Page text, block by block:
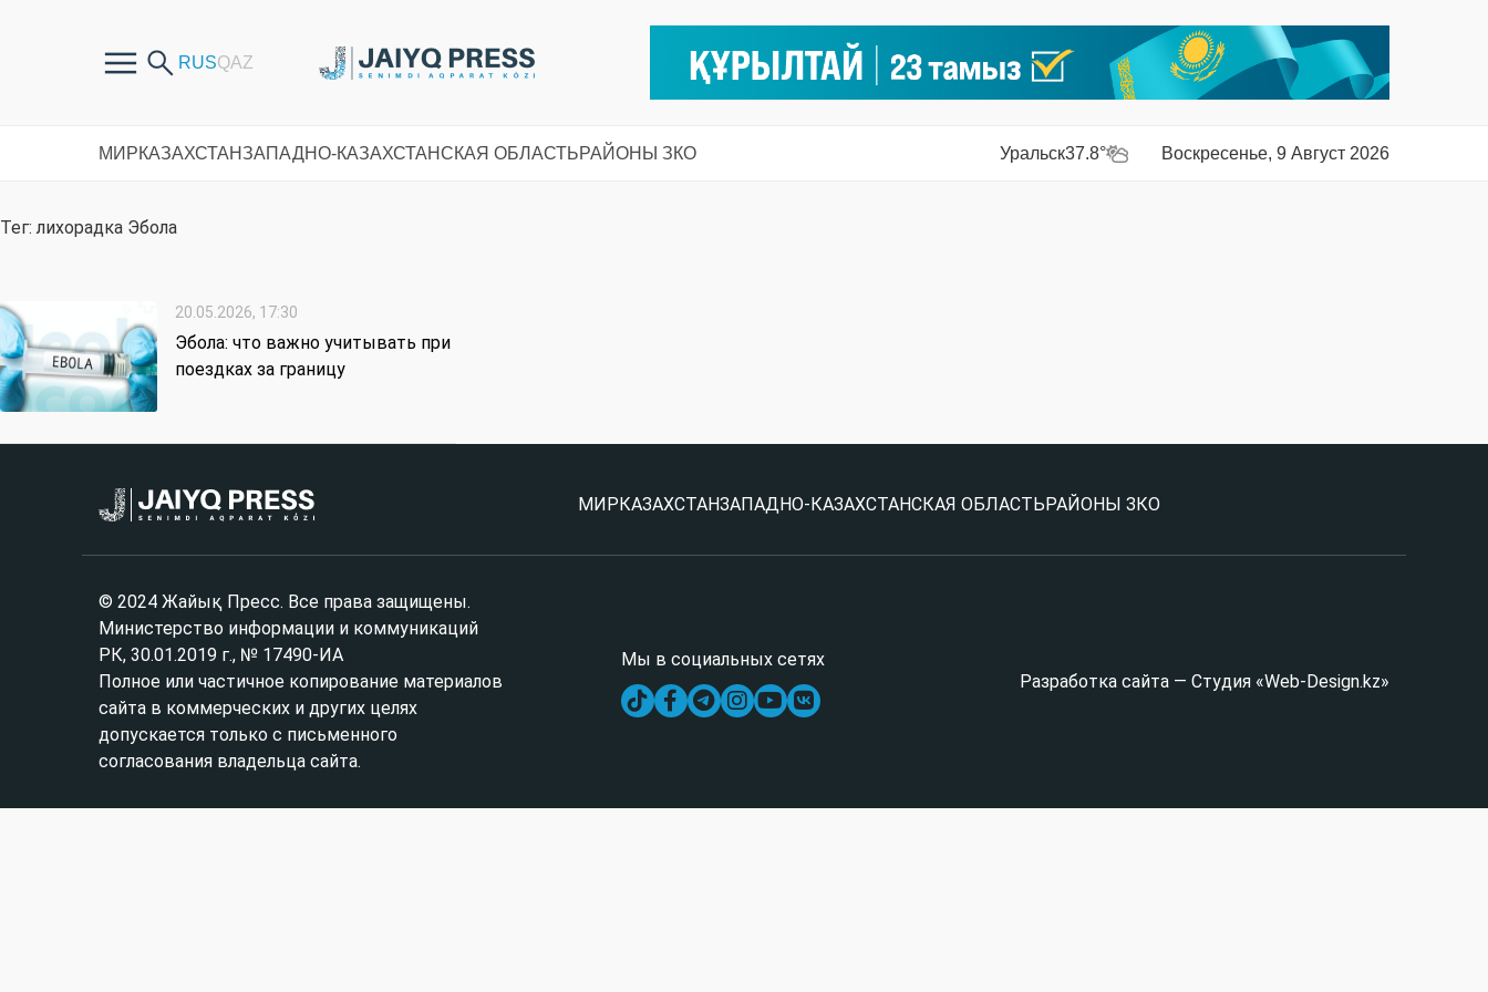
МИРКАЗАХСТАНЗАПАДНО-КАЗАХСТАНСКАЯ ОБЛАСТЬРАЙОНЫ ЗКО Уральск37.8° Воскресенье, 9 Август 2026
Тег: лихорадка Эбола
20.05.2026, 17:30
Эбола: что важно учитывать при
поездках за границу
МИР КАЗАХСТАНЗАПАДНО-КАЗАХСТАНСКАЯ ОБЛАСТЬ РАЙОНЫ ЗКО
© 2024 Жайық Пресс. Все права защищены.
Министерство информации и коммуникаций
РК, 30.01.2019 г., № 17490-ИА
Полное или частичное копирование материалов
сайта в коммерческих и других целях
допускается только с письменного
согласования владельца сайта.
Мы в социальных сетях
Разработка сайта — Студия «Web-Design.kz»